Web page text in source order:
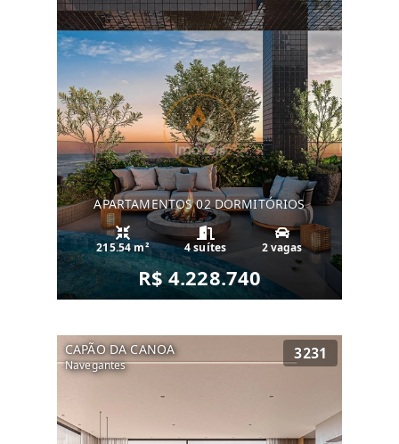
APARTAMENTOS 02 DORMITÓRIOS
215.54 m² 4 suítes 2 vagas
R$ 4.228.740
CAPÃO DA CANOA
Navegantes
3231